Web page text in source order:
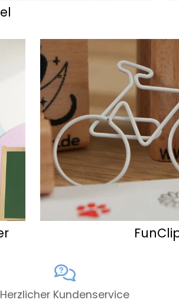
Herzlicher Kundenservice
Herzlicher Kundenservice